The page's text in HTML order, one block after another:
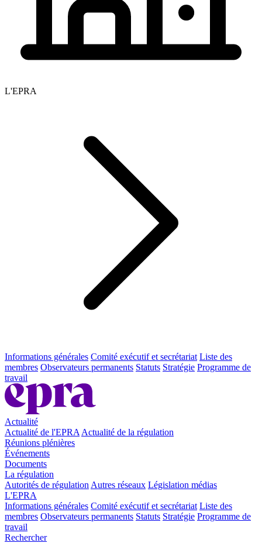
L'EPRA
Informations générales Comité exécutif et secrétariat Liste des
membres Observateurs permanents Statuts Stratégie Programme de
travail
Actualité
Actualité de l'EPRA Actualité de la régulation
Réunions plénières
Événements
Documents
La régulation
Autorités de régulation Autres réseaux Législation médias
L'EPRA
Informations générales Comité exécutif et secrétariat Liste des
membres Observateurs permanents Statuts Stratégie Programme de
travail
Rechercher